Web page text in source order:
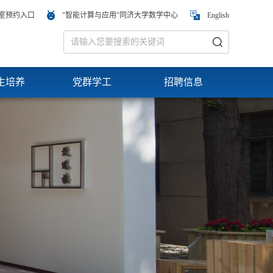
预约入口 "智能计算与应用"同济大学数学中心 English
培养 党群学工 招聘信息